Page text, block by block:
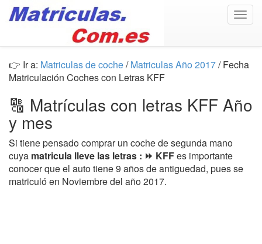
👉 Ir a: Matriculas de coche/Matriculas Año 2017/ Fecha
Matriculación Coches con Letras KFF
🔠 Matrículas con letras KFF Año
y mes
Si tiene pensado comprar un coche de segunda mano
cuya matricula lleve las letras : ⏩ KFFes importante
conocer que el auto tiene 9 años de antiguedad, pues se
matriculó en Noviembre del año 2017.